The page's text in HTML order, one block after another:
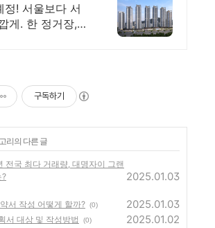
정! 서울보다 서
게. 한 정거장,
구독하기
리의 다른 글
전국 최다 거래량, 대명자이 그랜
?
2025.01.03
서 작성 어떻게 할까? (0) 2025.01.03
서 대상 및 작성방법 (0) 2025.01.02